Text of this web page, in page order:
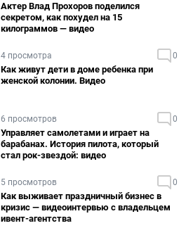
Актер Влад Прохоров поделился
секретом, как похудел на 15
килограммов — видео
4 просмотра 0
Как живут дети в доме ребенка при
женской колонии. Видео
6 просмотров 0
Управляет самолетами и играет на
барабанах. История пилота, который
стал рок-звездой: видео
5 просмотров 0
Как выживает праздничный бизнес в
кризис — видеоинтервью с владельцем
ивент-агентства